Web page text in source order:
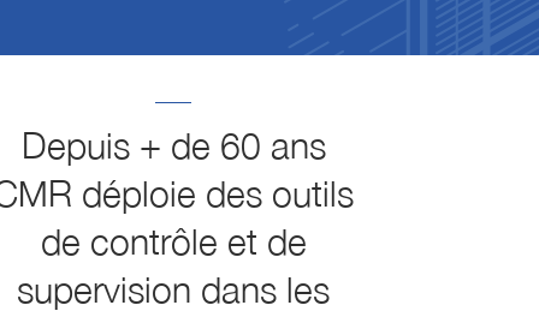
Depuis + de 60 ans
déploie des outils
de contrôle et de
supervision dans les